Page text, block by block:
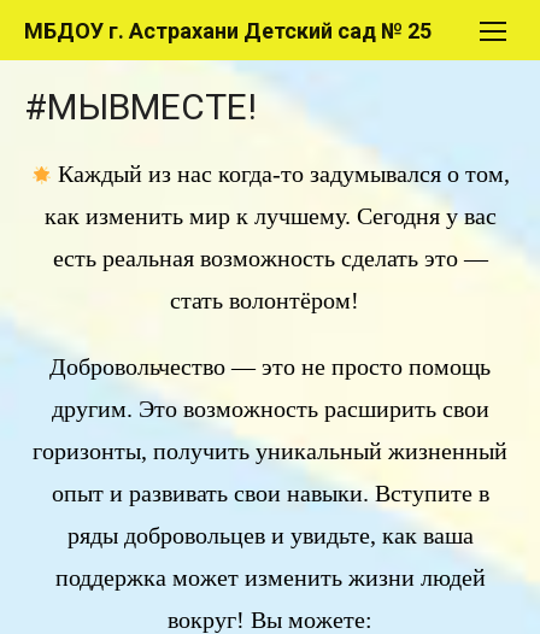
МБДОУ г. Астрахани Детский сад № 25
#МЫВМЕСТЕ!
Каждый из нас когда-то задумывался о том,
как изменить мир к лучшему. Сегодня у вас
есть реальная возможность сделать это —
стать волонтёром!
Добровольчество — это не просто помощь
другим. Это возможность расширить свои
горизонты, получить уникальный жизненный
опыт и развивать свои навыки. Вступите в
ряды добровольцев и увидьте, как ваша
поддержка может изменить жизни людей
вокруг! Вы можете: